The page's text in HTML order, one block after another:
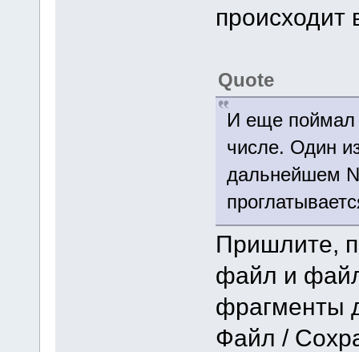
происходит
Quote
И еще поймал
числе. Один
дальнейшем
Пришлите,
файл и
фрагменты
Файл /